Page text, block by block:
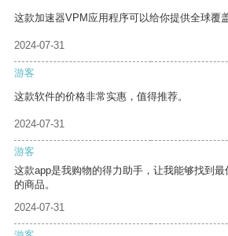
这款加速器VPM应用程序可以给你提供全球覆
2024-07-31
游客
这款软件的价格非常实惠，值得推荐。
2024-07-31
游客
这款app是我购物的得力助手，让我能够找到
的商品。
2024-07-31